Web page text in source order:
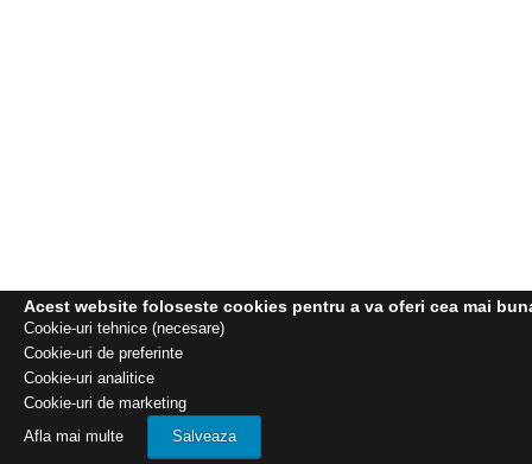
Acest website foloseste cookies pentru a va oferi cea mai
Cookie-uri tehnice (necesare)
Cookie-uri de preferinte
Cookie-uri analitice
Cookie-uri de marketing
Afla mai multe
Salveaza